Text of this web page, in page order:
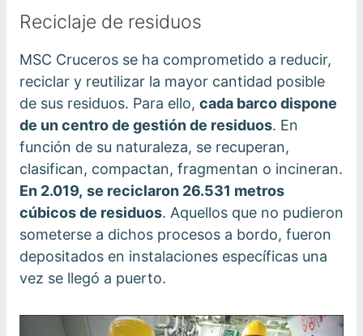
Reciclaje de residuos
MSC Cruceros se ha comprometido a reducir,
reciclar y reutilizar la mayor cantidad posible
de sus residuos. Para ello, cada barco dispone
de un centro de gestión de residuos. En
función de su naturaleza, se recuperan,
clasifican, compactan, fragmentan o incineran.
En 2.019, se reciclaron 26.531 metros
cúbicos de residuos. Aquellos que no pudieron
someterse a dichos procesos a bordo, fueron
depositados en instalaciones específicas una
vez se llegó a puerto.